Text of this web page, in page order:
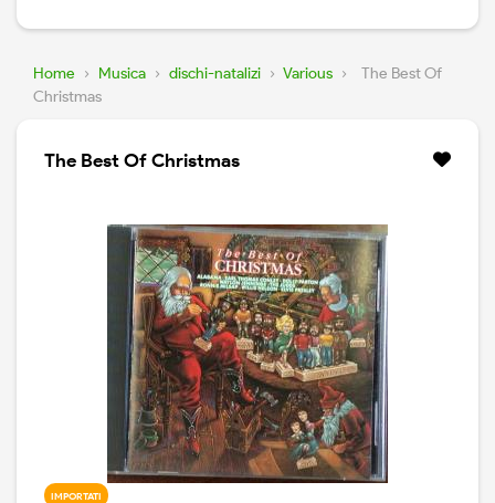
Home › Musica › dischi-natalizi › Various ›
The Best Of
Christmas
The Best Of Christmas
IMPORTATI